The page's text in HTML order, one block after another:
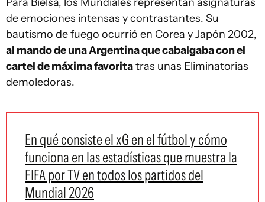
de emociones intensas y contrastantes. Su
bautismo de fuego ocurrió en Corea y Japón 2002,
al mando de una Argentina que cabalgaba con el
cartel de máxima favoritatras unas Eliminatorias
demoledoras.
En qué consiste el xG en el fútbol y cómo
funciona en las estadísticas que muestra la
FIFA por TV en todos los partidos del
Mundial 2026